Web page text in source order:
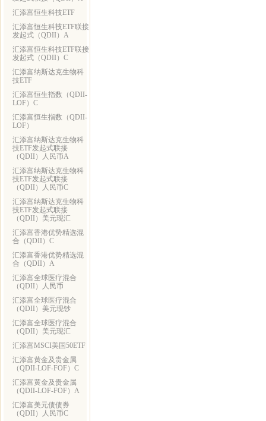
汇添富恒生科技ETF
汇添富恒生科技ETF联接
发起式（QDII）A
汇添富恒生科技ETF联接
发起式（QDII）C
汇添富纳斯达克生物科
技ETF
汇添富恒生指数（QDII-
LOF）C
汇添富恒生指数（QDII-
LOF）
汇添富纳斯达克生物科
技ETF发起式联接
（QDII）人民币A
汇添富纳斯达克生物科
技ETF发起式联接
（QDII）人民币C
汇添富纳斯达克生物科
技ETF发起式联接
（QDII）美元现汇
汇添富香港优势精选混
合（QDII）C
汇添富香港优势精选混
合（QDII）A
汇添富全球医疗混合
（QDII）人民币
汇添富全球医疗混合
（QDII）美元现钞
汇添富全球医疗混合
（QDII）美元现汇
汇添富MSCI美国50ETF
汇添富黄金及贵金属
（QDII-LOF-FOF）C
汇添富黄金及贵金属
（QDII-LOF-FOF）A
汇添富美元债债券
（QDII）人民币C